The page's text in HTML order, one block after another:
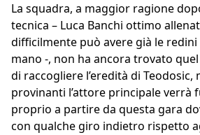
La squadra, a maggior ragione
tecnica – Luca Banchi ottimo
difficilmente può avere già le
mano -, non ha ancora trovato
di raccogliere l’eredità di Teodosic,
provinanti l’attore principale verrà
proprio a partire da questa gara
con qualche giro indietro rispetto